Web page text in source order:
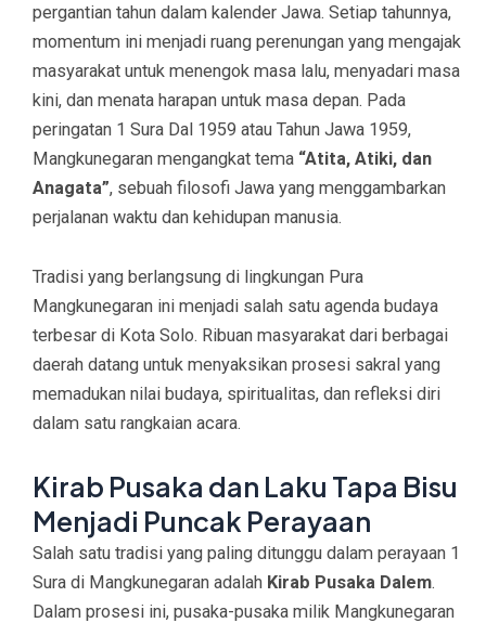
pergantian tahun dalam kalender Jawa. Setiap tahunnya,
momentum ini menjadi ruang perenungan yang mengajak
masyarakat untuk menengok masa lalu, menyadari masa
kini, dan menata harapan untuk masa depan. Pada
peringatan 1 Sura Dal 1959 atau Tahun Jawa 1959,
Mangkunegaran mengangkat tema “Atita, Atiki, dan
Anagata”, sebuah filosofi Jawa yang menggambarkan
perjalanan waktu dan kehidupan manusia.
Tradisi yang berlangsung di lingkungan Pura
Mangkunegaran ini menjadi salah satu agenda budaya
terbesar di Kota Solo. Ribuan masyarakat dari berbagai
daerah datang untuk menyaksikan prosesi sakral yang
memadukan nilai budaya, spiritualitas, dan refleksi diri
dalam satu rangkaian acara.
Kirab Pusaka dan Laku Tapa Bisu
Menjadi Puncak Perayaan
Salah satu tradisi yang paling ditunggu dalam perayaan 1
Sura di Mangkunegaran adalah Kirab Pusaka Dalem.
Dalam prosesi ini, pusaka-pusaka milik Mangkunegaran